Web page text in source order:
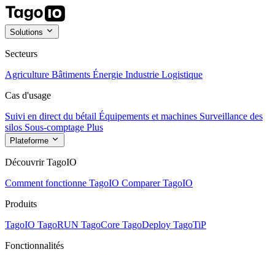
Solutions
Secteurs
Agriculture Bâtiments Énergie Industrie Logistique
Cas d'usage
Suivi en direct du bétail Équipements et machines Surveillance des
silos Sous-comptage Plus
Plateforme
Découvrir TagoIO
Comment fonctionne TagoIO Comparer TagoIO
Produits
TagoIO TagoRUN TagoCore TagoDeploy TagoTiP
Fonctionnalités